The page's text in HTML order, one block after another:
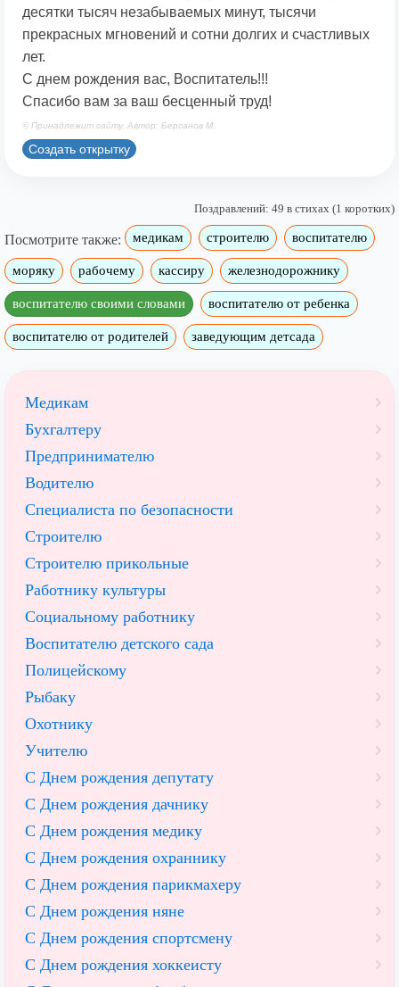
десятки тысяч незабываемых минут, тысячи
прекрасных мгновений и сотни долгих и счастливых
лет.
С днем рождения вас, Воспитатель!!!
Спасибо вам за ваш бесценный труд!
© Принадлежит сайту. Автор: Берсанов М.
Создать открытку
Поздравлений: 49 в стихах (1 коротких)
Посмотрите также: медикам строителю воспитателю
моряку рабочему кассиру железнодорожнику
воспитателю своими словами воспитателю от ребенка
воспитателю от родителей заведующим детсада
Медикам
Бухгалтеру
Предпринимателю
Водителю
Специалиста по безопасности
Строителю
Строителю прикольные
Работнику культуры
Социальному работнику
Воспитателю детского сада
Полицейскому
Рыбаку
Охотнику
Учителю
С Днем рождения депутату
С Днем рождения дачнику
С Днем рождения медику
С Днем рождения охраннику
С Днем рождения парикмахеру
С Днем рождения няне
С Днем рождения спортсмену
С Днем рождения хоккеисту